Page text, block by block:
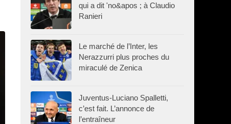
qui a dit 'no&apos ; à Claudio
Ranieri
Le marché de l’Inter, les
Nerazzurri plus proches du
miraculé de Zenica
Juventus-Luciano Spalletti,
c’est fait. L’annonce de
l’entraîneur